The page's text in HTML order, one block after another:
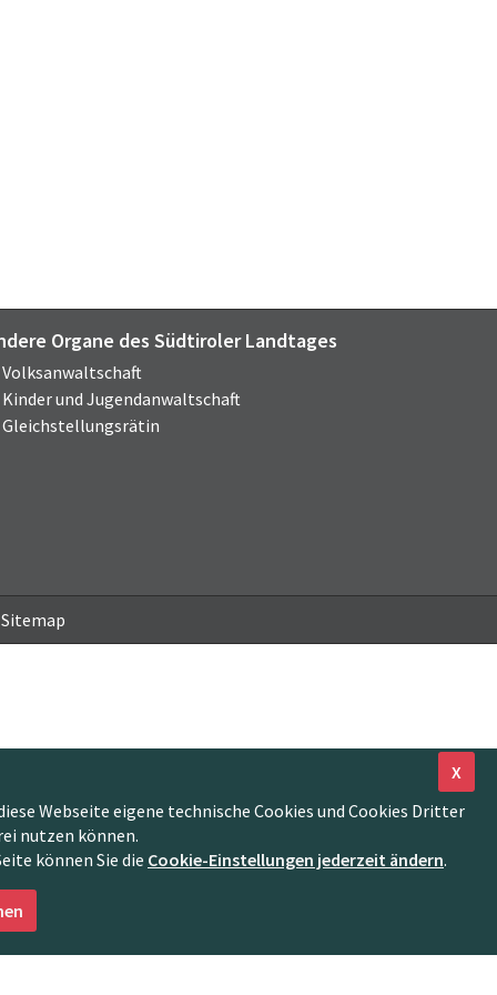
Organe des Südtiroler Landtages
Volksanwaltschaft
Kinder und Jugendanwaltschaft
Gleichstellungsrätin
Sitemap
X
Webseite eigene technische Cookies und Cookies Dritter
nutzen können.
können Sie die Cookie-Einstellungen jederzeit ändern.